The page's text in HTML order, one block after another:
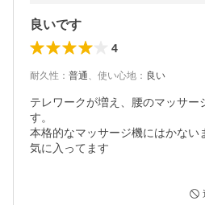
良いです
4
耐久性 ： 普通、 使い心地 ： 良い
テレワークが増え、腰のマッサー
す。
本格的なマッサージ機にはかない
気に入ってます